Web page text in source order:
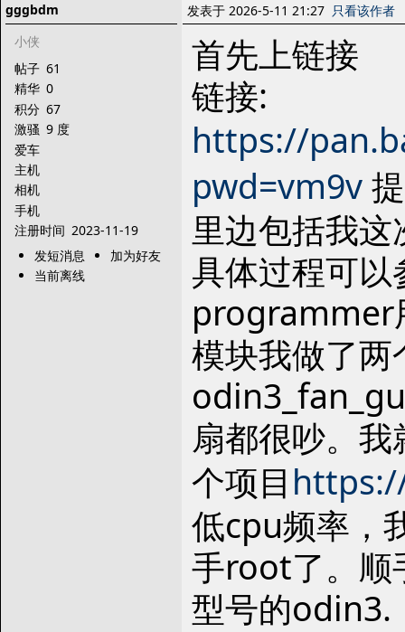
gggbdm
小侠
帖子 61
精华 0
积分 67
激骚 9 度
爱车
主机
相机
手机
注册时间 2023-11-19
发短消息
加为好友
当前离线
发表于 2026-5-11 21:27 只看该作者
首先上链接
链接:
https://
pwd=vm9v
里边包括我
具体过程可
programmer
模块我做了
扇都很吵。
个项目
低cpu频率，
手root了。顺
型号的odin3.